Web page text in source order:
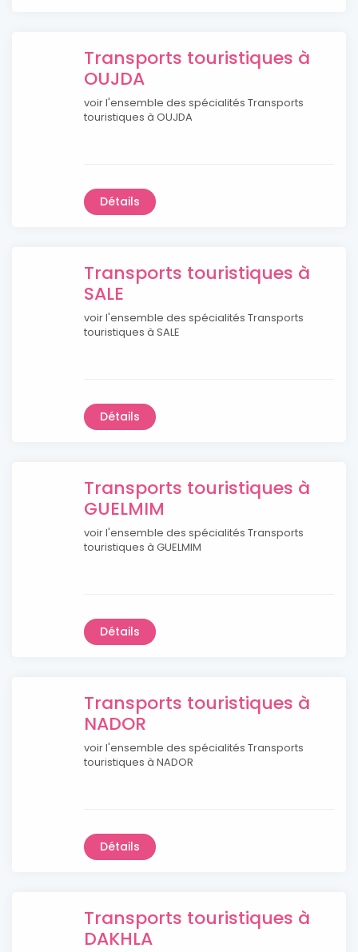
Transports touristiques à
OUJDA
voir l'ensemble des spécialités Transports
touristiques à OUJDA
Détails
Transports touristiques à
SALE
voir l'ensemble des spécialités Transports
touristiques à SALE
Détails
Transports touristiques à
GUELMIM
voir l'ensemble des spécialités Transports
touristiques à GUELMIM
Détails
Transports touristiques à
NADOR
voir l'ensemble des spécialités Transports
touristiques à NADOR
Détails
Transports touristiques à
DAKHLA